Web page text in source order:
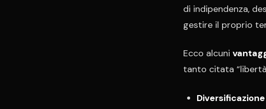
di indipendenza,
gestire il proprio
Ecco alcuni
tanto citata